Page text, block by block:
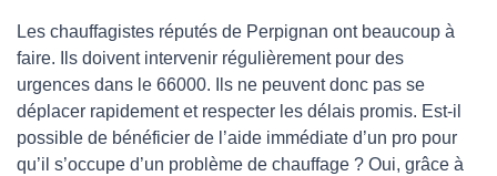
Les chauffagistes réputés de Perpignan ont beaucoup à
faire. Ils doivent intervenir régulièrement pour des
urgences dans le 66000. Ils ne peuvent donc pas se
déplacer rapidement et respecter les délais promis. Est-il
possible de bénéficier de l’aide immédiate d’un pro pour
qu’il s’occupe d’un problème de chauffage ? Oui, grâce à